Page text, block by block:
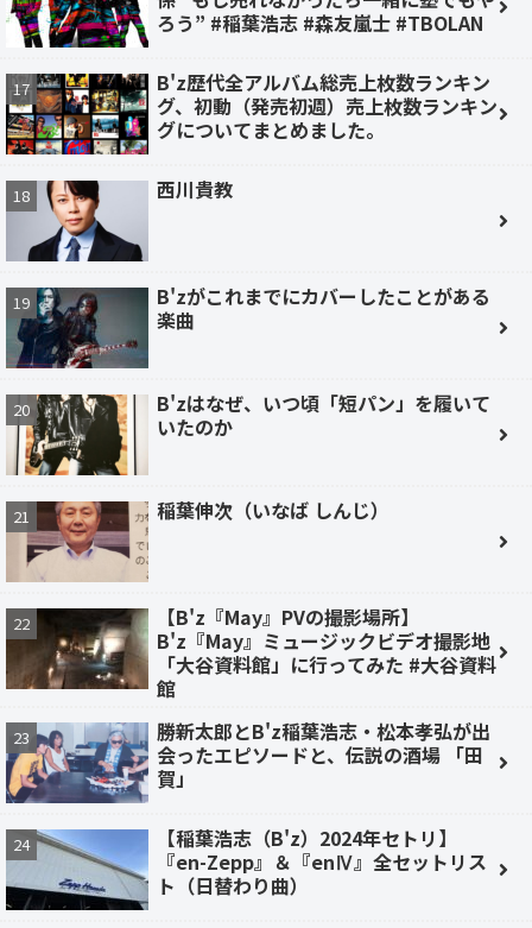
ろう” #稲葉浩志 #森友嵐士 #TBOLAN
B'z歴代全アルバム総売上枚数ランキン
グ、初動（発売初週）売上枚数ランキン
グについてまとめました。
西川貴教
B'zがこれまでにカバーしたことがある
楽曲
B'zはなぜ、いつ頃「短パン」を履いて
いたのか
稲葉伸次（いなば しんじ）
【B'z『May』PVの撮影場所】
B'z『May』ミュージックビデオ撮影地
「大谷資料館」に行ってみた #大谷資料
館
勝新太郎とB'z稲葉浩志・松本孝弘が出
会ったエピソードと、伝説の酒場 「田
賀」
【稲葉浩志（B'z）2024年セトリ】
『en-Zepp』＆『enⅣ』全セットリス
ト（日替わり曲）